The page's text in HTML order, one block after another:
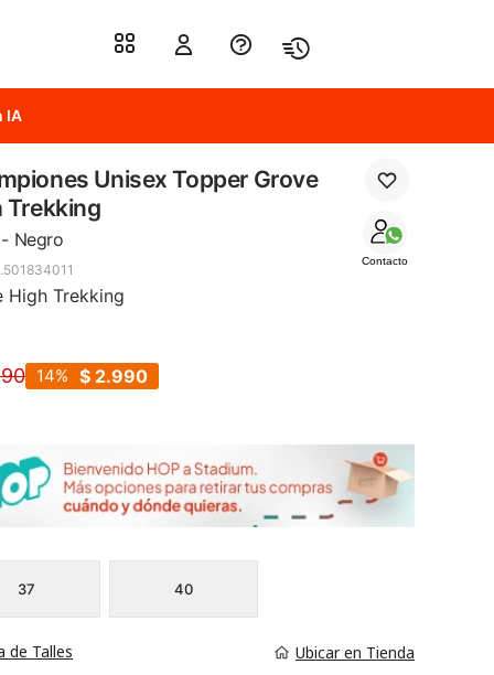
IA
Unisex Topper Grove
Trekking
Negro
Contacto
High Trekking
$ 2.990
14
37 40
de Talles Ubicar en Tienda